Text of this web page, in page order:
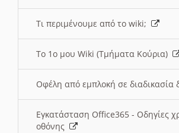
Τι περιμένουμε από το wiki;
Το 1ο μου Wiki (Τμήματα Κούρια)
Οφέλη από εμπλοκή σε
Εγκατάσταση Office365 - Οδηγίες
οθόνης